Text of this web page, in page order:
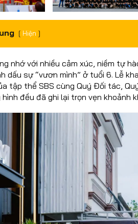
Hiện
nhớ với nhiều cảm xúc, niềm tự
dấu sự “vươn mình” ở tuổi 6. Lễ
tập thể SBS cùng Quý Đối tác,
đều đã ghi lại trọn vẹn